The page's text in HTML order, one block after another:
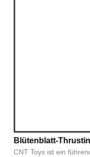
Blütenblatt-
CNT Toys ist ein